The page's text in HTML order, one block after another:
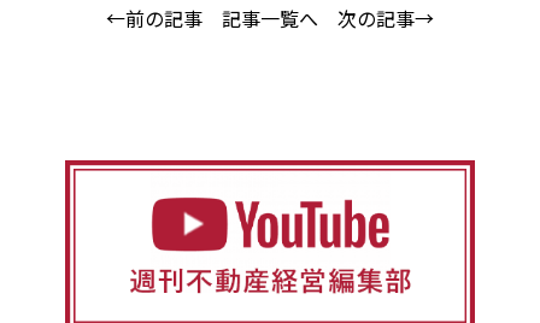
←前の記事 記事一覧へ 次の記事→